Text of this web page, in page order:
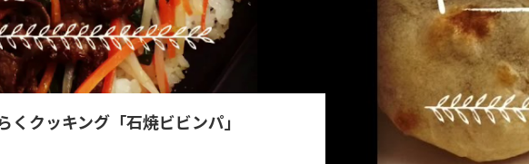
くクッキング「石焼ビビンパ」